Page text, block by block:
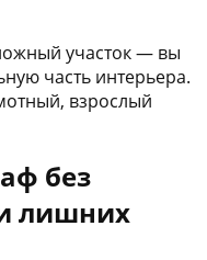
участок — вы
часть интерьера.
взрослый
без
лишних